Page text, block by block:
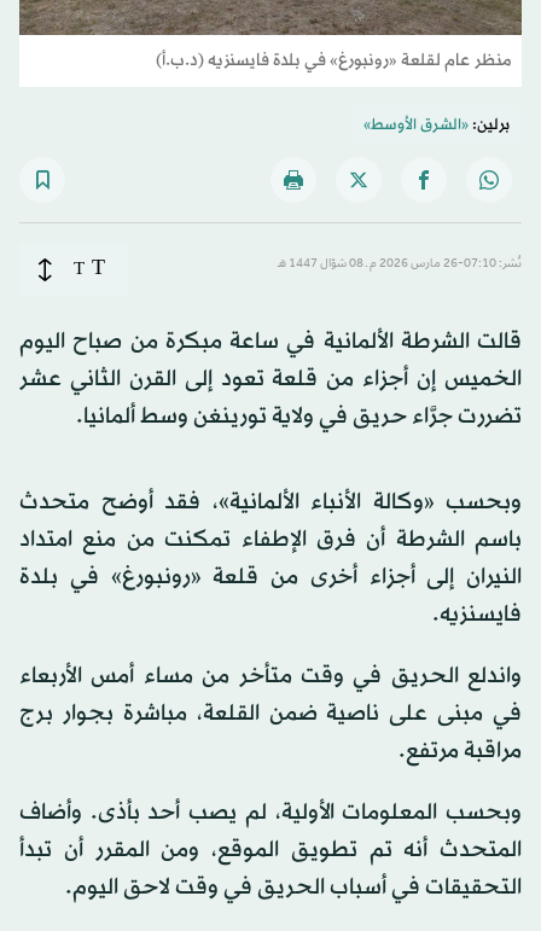
منظر عام لقلعة «رونبورغ» في بلدة فايسنزيه (د.ب.أ)
برلين:«الشرق الأوسط»
نُشر: 07:10-26 مارس 2026 م ـ 08 شوّال 1447 هـ T
T
قالت الشرطة الألمانية في ساعة مبكرة من صباح اليوم
الخميس إن أجزاء من قلعة تعود إلى القرن الثاني عشر
تضررت جرَّاء حريق في ولاية تورينغن وسط ألمانيا.
وبحسب «وكالة الأنباء الألمانية»، فقد أوضح متحدث
باسم الشرطة أن فرق الإطفاء تمكنت من منع امتداد
النيران إلى أجزاء أخرى من قلعة «رونبورغ» في بلدة
فايسنزيه.
واندلع الحريق في وقت متأخر من مساء أمس الأربعاء
في مبنى على ناصية ضمن القلعة، مباشرة بجوار برج
مراقبة مرتفع.
وبحسب المعلومات الأولية، لم يصب أحد بأذى. وأضاف
المتحدث أنه تم تطويق الموقع، ومن المقرر أن تبدأ
التحقيقات في أسباب الحريق في وقت لاحق اليوم.